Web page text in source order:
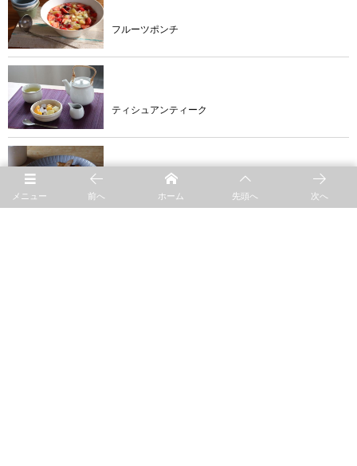
フルーツポンチ
ティシュアンティーク
product
メニュー 前へ ホーム 先頭へ 次へ